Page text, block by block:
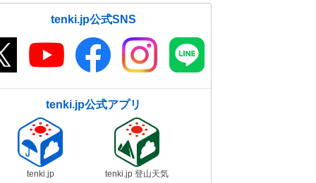
tenki.jp公式SNS
tenki.jp公式アプリ
tenki.jp tenki.jp 登山天気